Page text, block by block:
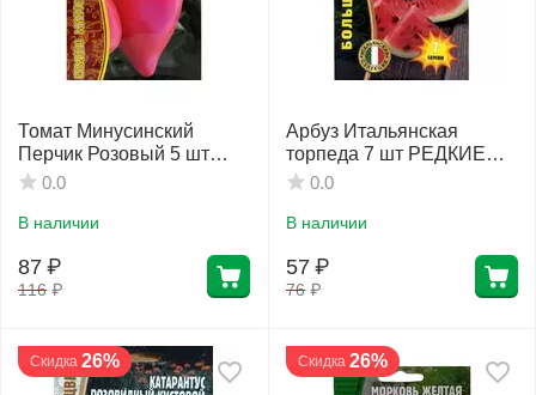
Томат Минусинский
Перчик Розовый 5 шт
РЕДКИЕ СЕМЕНА
0.0
В наличии
116 ₽
87 ₽
Арбуз Итальянская
торпеда 7 шт РЕДКИЕ
СЕМЕНА
0.0
В наличии
76 ₽
57 ₽
Скидка 26% Скидка 26%